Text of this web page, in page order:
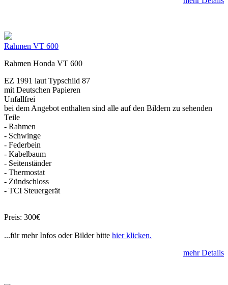
Rahmen VT 600
Rahmen Honda VT 600
EZ 1991 laut Typschild 87
mit Deutschen Papieren
Unfallfrei
bei dem Angebot enthalten sind alle auf den Bildern zu sehenden
Teile
- Rahmen
- Schwinge
- Federbein
- Kabelbaum
- Seitenständer
- Thermostat
- Zündschloss
- TCI Steuergerät
Preis: 300€
...für mehr Infos oder Bilder bitte hier klicken.
mehr Details